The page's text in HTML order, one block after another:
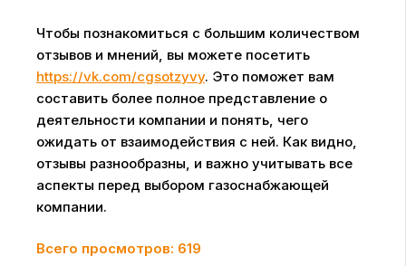
Чтобы познакомиться с большим количеством
отзывов и мнений, вы можете посетить
https://vk.com/cgsotzyvy. Это поможет вам
составить более полное представление о
деятельности компании и понять, чего
ожидать от взаимодействия с ней. Как видно,
отзывы разнообразны, и важно учитывать все
аспекты перед выбором газоснабжающей
компании.
Всего просмотров: 619